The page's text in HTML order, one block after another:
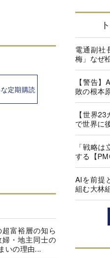
定期購読
富裕層の知ら
・地主同士の
いの理由...
電通副社
梅」なぜ
【警告
敗の根本
【世界
で世界に
「戦略
する【
AIを前提
組む大林